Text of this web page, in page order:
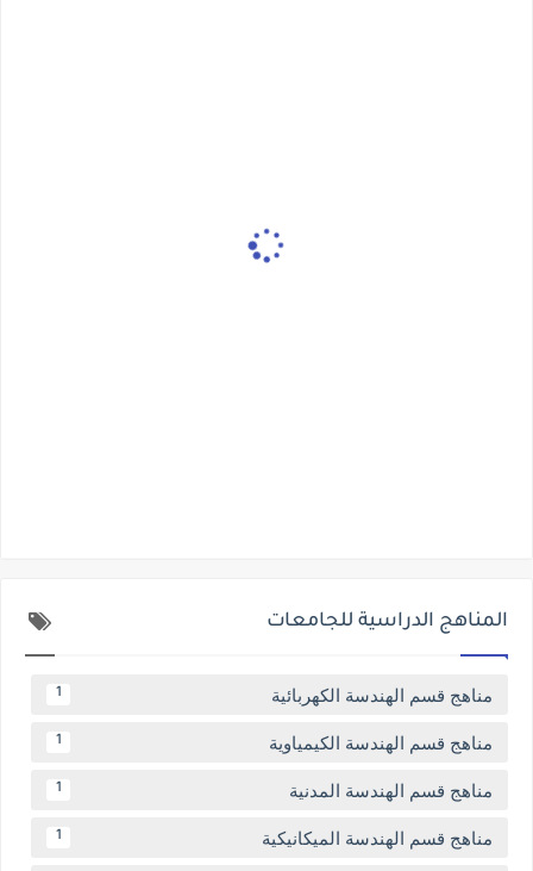
المناهج الدراسية للجامعات
مناهج قسم الهندسة الكهربائية 1
مناهج قسم الهندسة الكيمياوية 1
مناهج قسم الهندسة المدنية 1
مناهج قسم الهندسة الميكانيكية 1